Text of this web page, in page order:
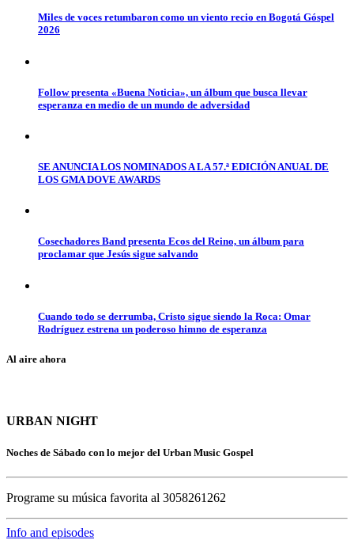
Miles de voces retumbaron como un viento recio en Bogotá Góspel
2026
Follow presenta «Buena Noticia», un álbum que busca llevar
esperanza en medio de un mundo de adversidad
SE ANUNCIA LOS NOMINADOS A LA 57.ª EDICIÓN ANUAL DE
LOS GMA DOVE AWARDS
Cosechadores Band presenta Ecos del Reino, un álbum para
proclamar que Jesús sigue salvando
Cuando todo se derrumba, Cristo sigue siendo la Roca: Omar
Rodríguez estrena un poderoso himno de esperanza
Al aire ahora
URBAN NIGHT
Noches de Sábado con lo mejor del Urban Music Gospel
Programe su música favorita al 3058261262
Info and episodes